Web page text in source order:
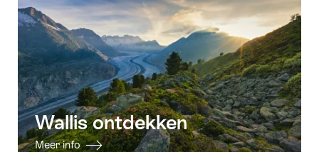
Wallis ontdekken
Meer info